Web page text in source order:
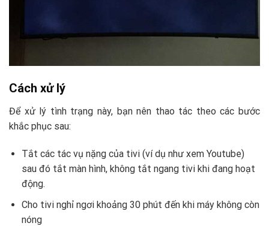
Cách xử lý
Để xử lý tình trạng này, bạn nên thao tác theo các bước
khắc phục sau:
Tắt các tác vụ nặng của tivi (ví dụ như xem Youtube)
sau đó tắt màn hình, không tắt ngang tivi khi đang hoạt
động.
Cho tivi nghỉ ngơi khoảng 30 phút đến khi máy không còn
nóng